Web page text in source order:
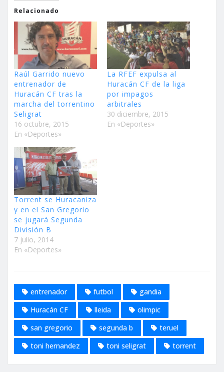
Relacionado
Raúl Garrido nuevo
entrenador de
Huracán CF tras la
marcha del torrentino
Seligrat
16 octubre, 2015
En «Deportes»
La RFEF expulsa al
Huracán CF de la liga
por impagos
arbitrales
30 diciembre, 2015
En «Deportes»
Torrent se Huracaniza
y en el San Gregorio
se jugará Segunda
División B
7 julio, 2014
En «Deportes»
entrenador futbol
gandia
Huracán CF
lleida
olimpic
san gregorio
segunda b
teruel
toni hernandez
toni seligrat torrent